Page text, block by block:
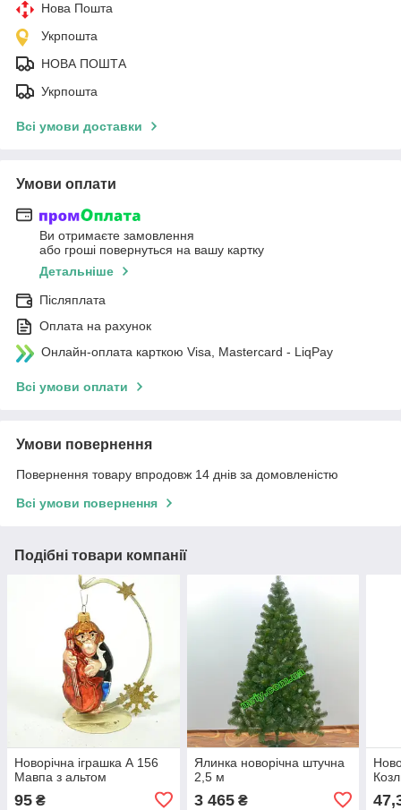
Нова Пошта
Укрпошта
НОВА ПОШТА
Укрпошта
Всі умови доставки
Умови оплати
Ви отримаєте замовлення
або гроші повернуться на вашу картку
Детальніше
Післяплата
Оплата на рахунок
Онлайн-оплата карткою Visa, Mastercard - LiqPay
Всі умови оплати
Умови повернення
Повернення товару впродовж 14 днів за домовленістю
Всі умови повернення
Подібні товари компанії
Новорічна іграшка А 156
Мавпа з альтом
95 ₴
Ялинка новорічна штучна
2,5 м
3 465₴